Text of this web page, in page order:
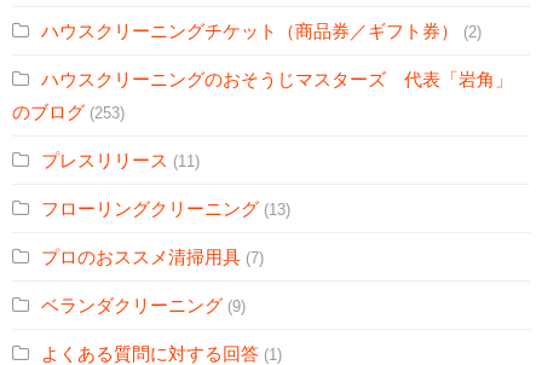
ハウスクリーニングチケット（商品券／ギフト券） (2)
ハウスクリーニングのおそうじマスターズ 代表「岩角」
のブログ (253)
プレスリリース (11)
フローリングクリーニング (13)
プロのおススメ清掃用具 (7)
ベランダクリーニング (9)
よくある質問に対する回答 (1)